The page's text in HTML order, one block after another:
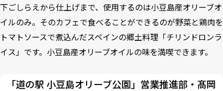
下ごしらえから仕上げまで、使用するのは小豆島産オリーブオ
イルのみ。そのカフェで食べることができるのが野菜と鶏肉を
トマトソースで煮込んだスペインの郷土料理「チリンドロンラ
イス」です。小豆島産オリーブオイルの味を満喫できます。
「道の駅 小豆島オリーブ公園」営業推進部・髙岡